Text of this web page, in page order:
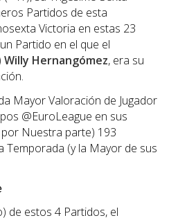
Partidos de esta
Victoria en estas 23
Partido en el que el
Willy Hernangómez, era su
Mayor Valoración de Jugador
@EuroLeague en sus
Nuestra parte) 193
Temporada (y la Mayor de sus
de estos 4 Partidos, el